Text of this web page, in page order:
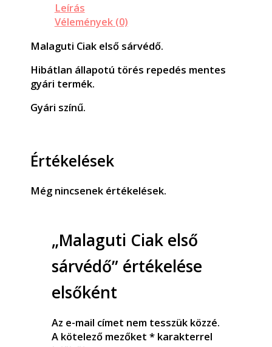
Leírás
Vélemények (0)
Malaguti Ciak első sárvédő.
Hibátlan állapotú törés repedés mentes
gyári termék.
Gyári színű.
Értékelések
Még nincsenek értékelések.
„Malaguti Ciak első
sárvédő” értékelése
elsőként
Az e-mail címet nem tesszük közzé.
A kötelező mezőket *karakterrel